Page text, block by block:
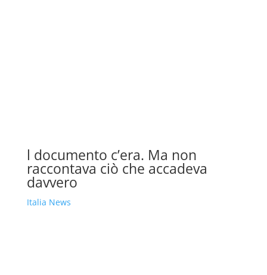
l documento c’era. Ma non
raccontava ciò che accadeva
davvero
Italia News